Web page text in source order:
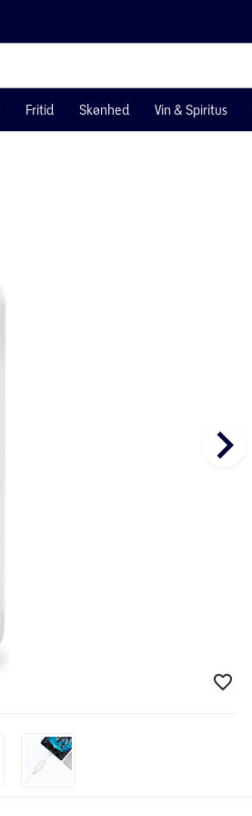
Fritid Skønhed Vin & Spiritus
keyboard_arrow_right